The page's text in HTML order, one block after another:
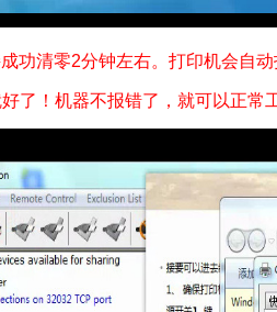
功清零2分钟左右。打印机会自
了！机器不报错了，就可以正常